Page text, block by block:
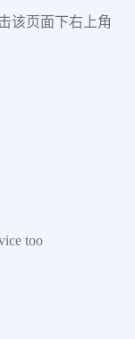
该页面下右上角
too